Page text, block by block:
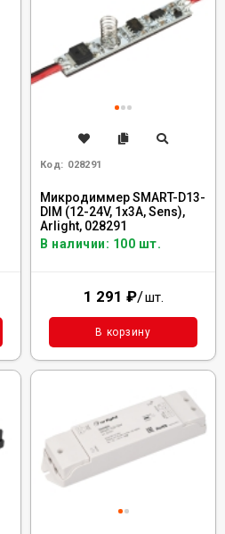
Код: 028291
Микродиммер SMART-D13-
DIM (12-24V, 1x3A, Sens),
Arlight, 028291
В наличии: 100 шт.
1 291 ₽/шт.
В корзину